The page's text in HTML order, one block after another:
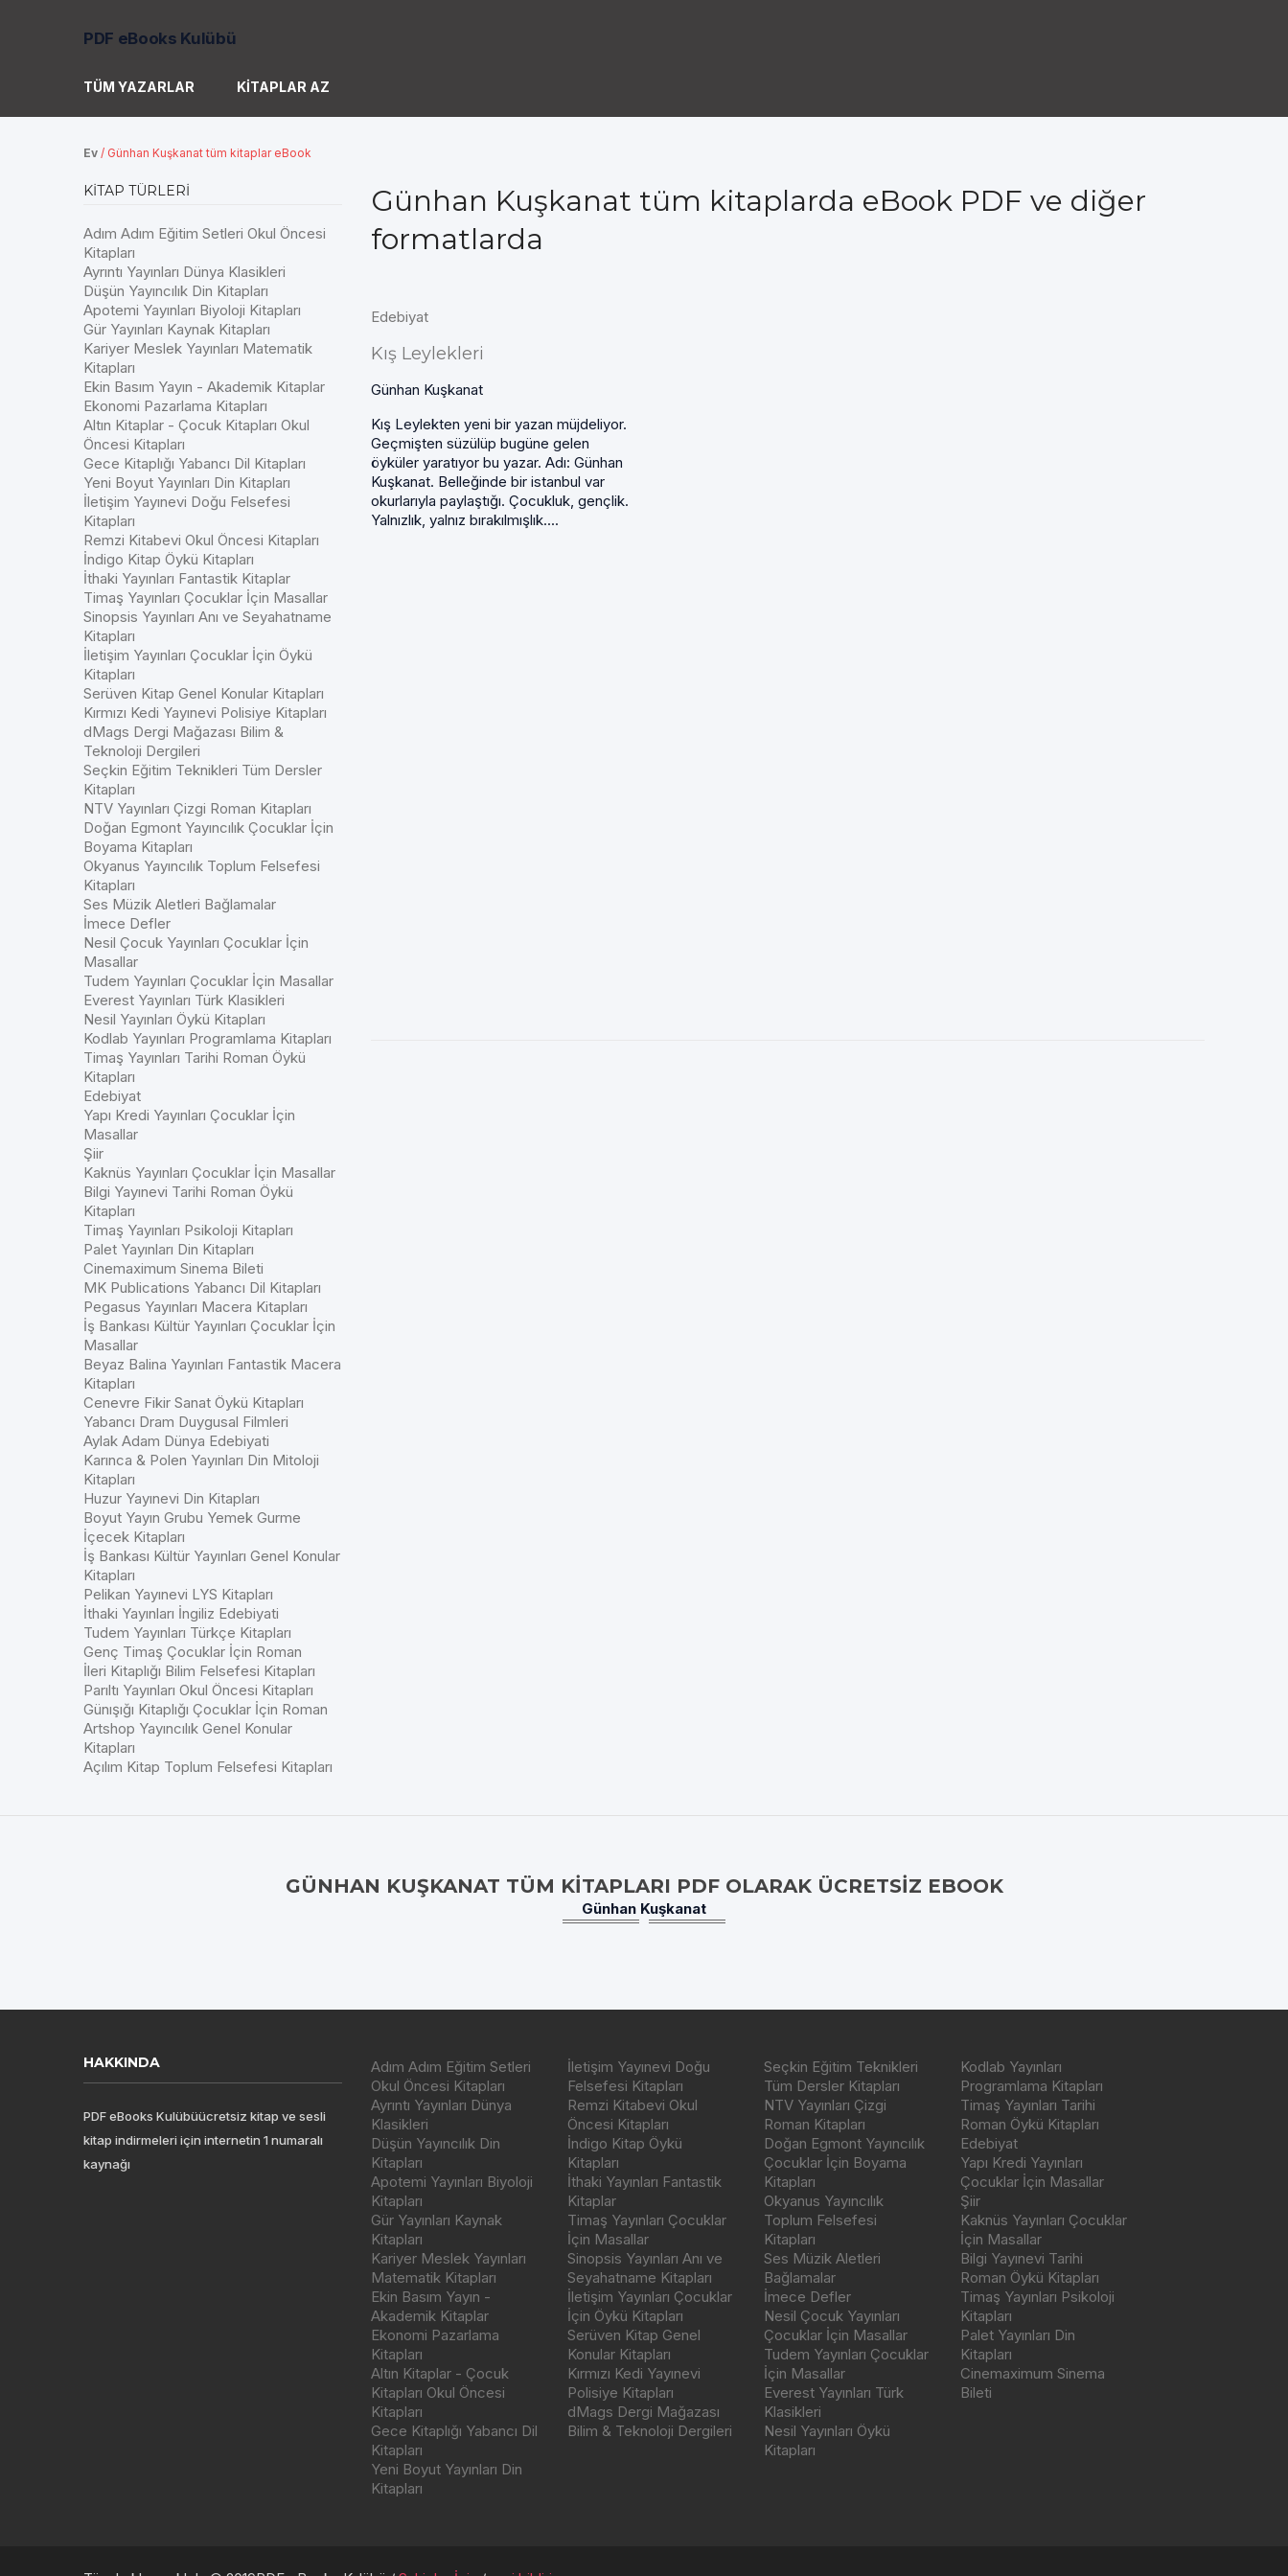
PDF eBooks Kulübü
TÜM YAZARLAR KITAPLAR AZ
Ev / Günhan Kuşkanat tüm kitaplar eBook
KITAP TÜRLERI
Adım Adım Eğitim Setleri Okul Öncesi
Kitapları
Ayrıntı Yayınları Dünya Klasikleri
Düşün Yayıncılık Din Kitapları
Apotemi Yayınları Biyoloji Kitapları
Gür Yayınları Kaynak Kitapları
Kariyer Meslek Yayınları Matematik
Kitapları
Ekin Basım Yayın - Akademik Kitaplar
Ekonomi Pazarlama Kitapları
Altın Kitaplar - Çocuk Kitapları Okul
Öncesi Kitapları
Gece Kitaplığı Yabancı Dil Kitapları
Yeni Boyut Yayınları Din Kitapları
İletişim Yayınevi Doğu Felsefesi
Kitapları
Remzi Kitabevi Okul Öncesi Kitapları
İndigo Kitap Öykü Kitapları
İthaki Yayınları Fantastik Kitaplar
Timaş Yayınları Çocuklar İçin Masallar
Sinopsis Yayınları Anı ve Seyahatname
Kitapları
İletişim Yayınları Çocuklar İçin Öykü
Kitapları
Serüven Kitap Genel Konular Kitapları
Kırmızı Kedi Yayınevi Polisiye Kitapları
dMags Dergi Mağazası Bilim &
Teknoloji Dergileri
Seçkin Eğitim Teknikleri Tüm Dersler
Kitapları
NTV Yayınları Çizgi Roman Kitapları
Doğan Egmont Yayıncılık Çocuklar İçin
Boyama Kitapları
Okyanus Yayıncılık Toplum Felsefesi
Kitapları
Ses Müzik Aletleri Bağlamalar
İmece Defler
Nesil Çocuk Yayınları Çocuklar İçin
Masallar
Tudem Yayınları Çocuklar İçin Masallar
Everest Yayınları Türk Klasikleri
Nesil Yayınları Öykü Kitapları
Kodlab Yayınları Programlama Kitapları
Timaş Yayınları Tarihi Roman Öykü
Kitapları
Edebiyat
Yapı Kredi Yayınları Çocuklar İçin
Masallar
Şiir
Kaknüs Yayınları Çocuklar İçin Masallar
Bilgi Yayınevi Tarihi Roman Öykü
Kitapları
Timaş Yayınları Psikoloji Kitapları
Palet Yayınları Din Kitapları
Cinemaximum Sinema Bileti
MK Publications Yabancı Dil Kitapları
Pegasus Yayınları Macera Kitapları
İş Bankası Kültür Yayınları Çocuklar İçin
Masallar
Beyaz Balina Yayınları Fantastik Macera
Kitapları
Cenevre Fikir Sanat Öykü Kitapları
Yabancı Dram Duygusal Filmleri
Aylak Adam Dünya Edebiyati
Karınca & Polen Yayınları Din Mitoloji
Kitapları
Huzur Yayınevi Din Kitapları
Boyut Yayın Grubu Yemek Gurme
İçecek Kitapları
İş Bankası Kültür Yayınları Genel Konular
Kitapları
Pelikan Yayınevi LYS Kitapları
İthaki Yayınları İngiliz Edebiyati
Tudem Yayınları Türkçe Kitapları
Genç Timaş Çocuklar İçin Roman
İleri Kitaplığı Bilim Felsefesi Kitapları
Parıltı Yayınları Okul Öncesi Kitapları
Günışığı Kitaplığı Çocuklar İçin Roman
Artshop Yayıncılık Genel Konular
Kitapları
Açılım Kitap Toplum Felsefesi Kitapları
Günhan Kuşkanat tüm kitaplarda eBook PDF ve diğer
formatlarda
Edebiyat
Kış Leylekleri
Günhan Kuşkanat
Kış Leylekten yeni bir yazan müjdeliyor.
Geçmişten süzülüp bugüne gelen
öyküler yaratıyor bu yazar. Adı: Günhan
Kuşkanat. Belleğinde bir istanbul var
okurlarıyla paylaştığı. Çocukluk, gençlik.
Yalnızlık, yalnız bırakılmışlık....
GÜNHAN KUŞKANAT TÜM KITAPLARI PDF OLARAK ÜCRETSIZ EBOOK
Günhan Kuşkanat
HAKKINDA
PDF eBooks Kulübüücretsiz kitap ve sesli
kitap indirmeleri için internetin 1 numaralı
kaynağı
Adım Adım Eğitim Setleri
Okul Öncesi Kitapları
Ayrıntı Yayınları Dünya
Klasikleri
Düşün Yayıncılık Din
Kitapları
Apotemi Yayınları Biyoloji
Kitapları
Gür Yayınları Kaynak
Kitapları
Kariyer Meslek Yayınları
Matematik Kitapları
Ekin Basım Yayın -
Akademik Kitaplar
Ekonomi Pazarlama
Kitapları
Altın Kitaplar - Çocuk
Kitapları Okul Öncesi
Kitapları
Gece Kitaplığı Yabancı Dil
Kitapları
Yeni Boyut Yayınları Din
Kitapları
İletişim Yayınevi Doğu
Felsefesi Kitapları
Remzi Kitabevi Okul
Öncesi Kitapları
İndigo Kitap Öykü
Kitapları
İthaki Yayınları Fantastik
Kitaplar
Timaş Yayınları Çocuklar
İçin Masallar
Sinopsis Yayınları Anı ve
Seyahatname Kitapları
İletişim Yayınları Çocuklar
İçin Öykü Kitapları
Serüven Kitap Genel
Konular Kitapları
Kırmızı Kedi Yayınevi
Polisiye Kitapları
dMags Dergi Mağazası
Bilim & Teknoloji Dergileri
Seçkin Eğitim Teknikleri
Tüm Dersler Kitapları
NTV Yayınları Çizgi
Roman Kitapları
Doğan Egmont Yayıncılık
Çocuklar İçin Boyama
Kitapları
Okyanus Yayıncılık
Toplum Felsefesi
Kitapları
Ses Müzik Aletleri
Bağlamalar
İmece Defler
Nesil Çocuk Yayınları
Çocuklar İçin Masallar
Tudem Yayınları Çocuklar
İçin Masallar
Everest Yayınları Türk
Klasikleri
Nesil Yayınları Öykü
Kitapları
Kodlab Yayınları
Programlama Kitapları
Timaş Yayınları Tarihi
Roman Öykü Kitapları
Edebiyat
Yapı Kredi Yayınları
Çocuklar İçin Masallar
Şiir
Kaknüs Yayınları Çocuklar
İçin Masallar
Bilgi Yayınevi Tarihi
Roman Öykü Kitapları
Timaş Yayınları Psikoloji
Kitapları
Palet Yayınları Din
Kitapları
Cinemaximum Sinema
Bileti